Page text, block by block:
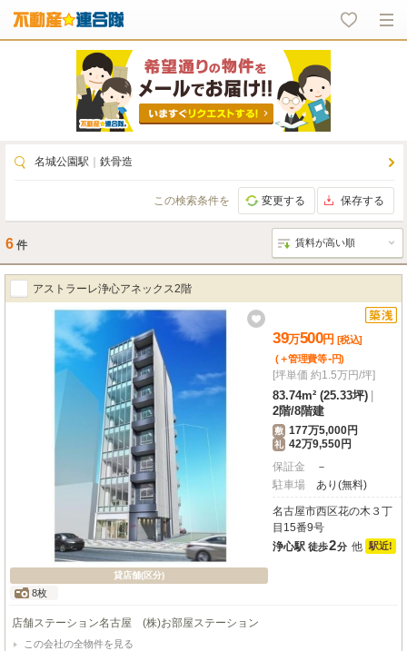
名城公園駅 鉄骨造
この検索条件を 変更する 保存する
6 件
アストラーレ浄心アネックス2階
貸店舗(区分)
8枚
39万500円 [税込]
(＋管理費等-円)
[坪単価 約1.5万円/坪]
83.74m² (25.33坪)
2階/8階建
敷 177万5,000円
礼 42万9,550円
保証金
－
駐車場
あり(無料)
名古屋市西区花の木３丁
目15番9号
浄心駅 徒歩2分 他 駅近!
店舗ステーション名古屋 (株)お部屋ステーション
この会社の全物件を見る